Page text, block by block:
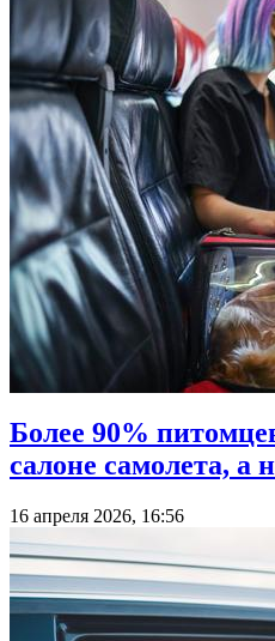
Более 90%
салоне самолета, а
16 апреля 2026, 16:56